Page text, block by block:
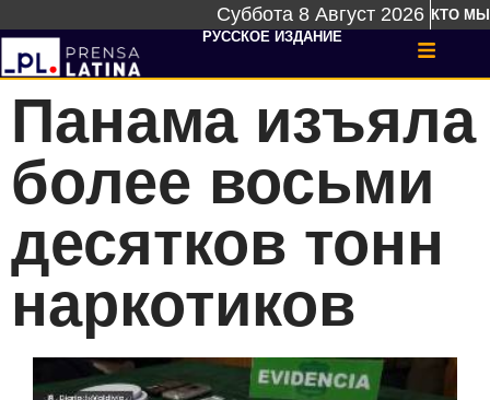
Суббота 8 Август 2026 КТО МЫ
РУССКОЕ ИЗДАНИЕ
Панама изъяла
более восьми
десятков тонн
наркотиков